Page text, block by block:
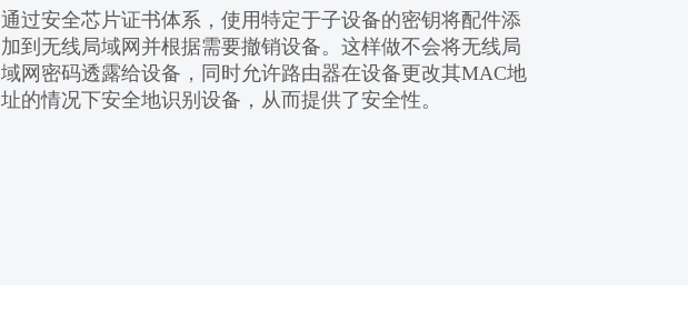
通过安全芯片证书体系，使用特定于子设备的密钥将配件添
加到无线局域网并根据需要撤销设备。这样做不会将无线局
域网密码透露给设备，同时允许路由器在设备更改其MAC地
址的情况下安全地识别设备，从而提供了安全性。